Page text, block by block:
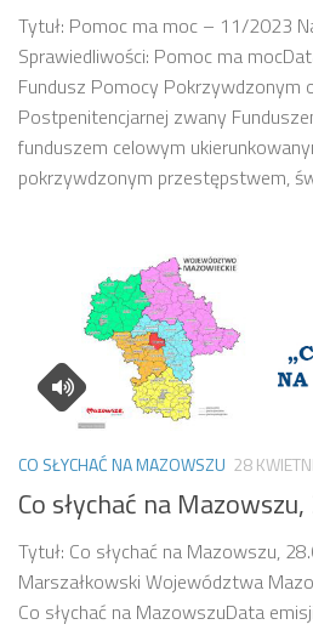
Tytuł: Pomoc ma moc – 11/2023
Sprawiedliwości: Pomoc ma
Fundusz Pomocy Pokrzywdzonym
Postpenitencjarnej zwany
funduszem celowym
pokrzywdzonym przestępstwem,
CO SŁYCHAĆ NA MAZOWSZU 28
Co słychać na
Tytuł: Co słychać na Mazowszu,
Marszałkowski Województwa
Co słychać na MazowszuData